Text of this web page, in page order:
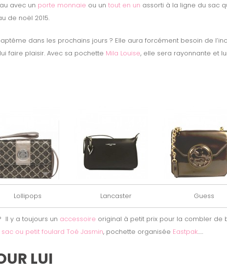
avec un porte monnaie ou un tout en un assorti à la ligne du sac
de noël 2015.
dans les prochains jours ? Elle aura forcément besoin de
faire plaisir. Avec sa pochette Mila Louise, elle sera rayonnante et
Lollipops Lancaster Guess
Il y a toujours un accessoire original à petit prix pour la combler de
ou petit foulard Toé Jasmin, pochette organisée Eastpak…..
LUI